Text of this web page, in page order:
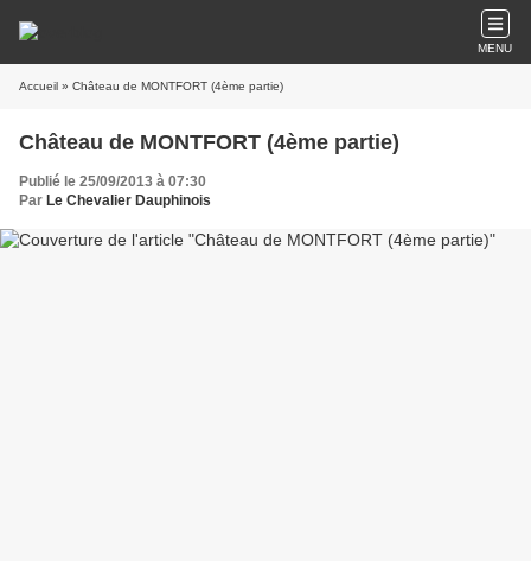
MENU
Accueil » Château de MONTFORT (4ème partie)
Château de MONTFORT (4ème partie)
Publié le 25/09/2013 à 07:30
Par Le Chevalier Dauphinois